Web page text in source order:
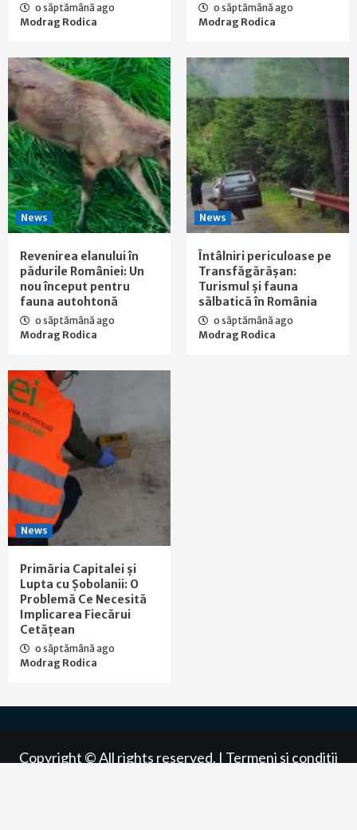
o săptămână ago
Modrag Rodica
o săptămână ago
Modrag Rodica
News
Revenirea elanului în
pădurile României: Un
nou început pentru
fauna autohtonă
o săptămână ago
Modrag Rodica
News
Întâlniri periculoase pe
Transfăgărășan:
Turismul și fauna
sălbatică în România
o săptămână ago
Modrag Rodica
News
Primăria Capitalei și
Lupta cu Șobolanii: O
Problemă Ce Necesită
Implicarea Fiecărui
Cetățean
o săptămână ago
Modrag Rodica
Copyright © All rights reserved. | Termeni si conditii